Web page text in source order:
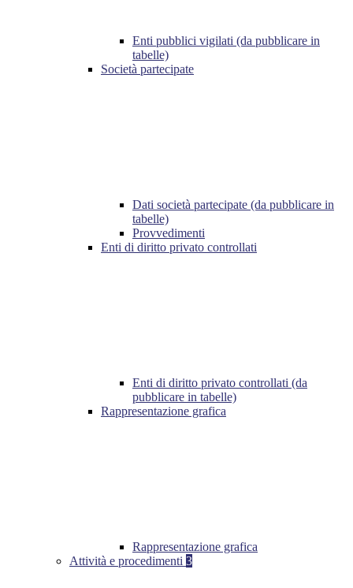
Enti pubblici vigilati (da pubblicare in
tabelle)
Società partecipate
Dati società partecipate (da pubblicare in
tabelle)
Provvedimenti
Enti di diritto privato controllati
Enti di diritto privato controllati (da
pubblicare in tabelle)
Rappresentazione grafica
Rappresentazione grafica
Attività e procedimenti 3